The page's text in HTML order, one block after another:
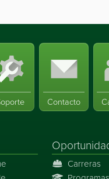
Contacto
Carreras